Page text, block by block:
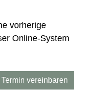
vorherige
Online-System
vereinbaren